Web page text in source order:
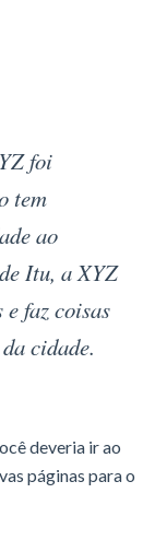
foi
tem
ao
Itu, a XYZ
e faz coisas
cidade.
deveria ir ao
páginas para o